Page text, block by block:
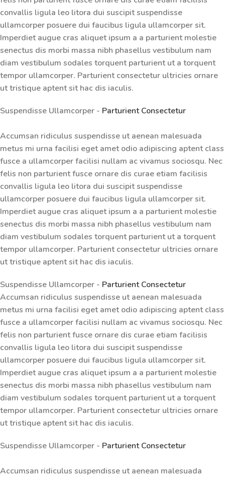
convallis ligula leo litora dui suscipit suspendisse
ullamcorper posuere dui faucibus ligula ullamcorper sit.
Imperdiet augue cras aliquet ipsum a a parturient molestie
senectus dis morbi massa nibh phasellus vestibulum nam
diam vestibulum sodales torquent parturient ut a torquent
tempor ullamcorper. Parturient consectetur ultricies ornare
ut tristique aptent sit hac dis iaculis.
Suspendisse Ullamcorper - Parturient Consectetur
Accumsan ridiculus suspendisse ut aenean malesuada
metus mi urna facilisi eget amet odio adipiscing aptent class
fusce a ullamcorper facilisi nullam ac vivamus sociosqu. Nec
felis non parturient fusce ornare dis curae etiam facilisis
convallis ligula leo litora dui suscipit suspendisse
ullamcorper posuere dui faucibus ligula ullamcorper sit.
Imperdiet augue cras aliquet ipsum a a parturient molestie
senectus dis morbi massa nibh phasellus vestibulum nam
diam vestibulum sodales torquent parturient ut a torquent
tempor ullamcorper. Parturient consectetur ultricies ornare
ut tristique aptent sit hac dis iaculis.
Suspendisse Ullamcorper - Parturient Consectetur
Accumsan ridiculus suspendisse ut aenean malesuada
metus mi urna facilisi eget amet odio adipiscing aptent class
fusce a ullamcorper facilisi nullam ac vivamus sociosqu. Nec
felis non parturient fusce ornare dis curae etiam facilisis
convallis ligula leo litora dui suscipit suspendisse
ullamcorper posuere dui faucibus ligula ullamcorper sit.
Imperdiet augue cras aliquet ipsum a a parturient molestie
senectus dis morbi massa nibh phasellus vestibulum nam
diam vestibulum sodales torquent parturient ut a torquent
tempor ullamcorper. Parturient consectetur ultricies ornare
ut tristique aptent sit hac dis iaculis.
Suspendisse Ullamcorper - Parturient Consectetur
Accumsan ridiculus suspendisse ut aenean malesuada